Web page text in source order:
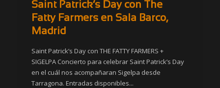
Saint Patrick’s Day con The
Fatty Farmers en Sala Barco,
Madrid
Saint Patrick’s Day con THE FATTY FARMERS +
SIGELPA Concierto para celebrar Saint Patrick’s Day
en el cuál nos acompañaran Sigelpa desde
Tarragona. Entradas disponibles...